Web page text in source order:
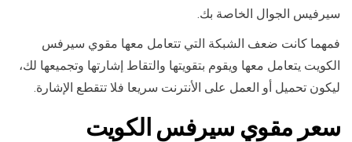
سيرفيس الجوال الخاصة بك.
فمهما كانت ضعف الشبكة التي تتعامل معها مقوي سيرفس
الكويت يتعامل معها ويقوم بتقويتها والتقاط إشارتها وتجميعها لك،
ليكون تحميل أو العمل على الأنترنت سريعا فلا تتقطع الإشارة.
سعر مقوي سيرفس الكويت